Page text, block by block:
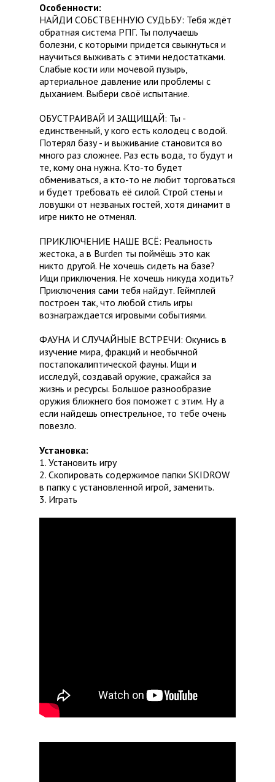
Особенности:
НАЙДИ СОБСТВЕННУЮ СУДЬБУ: Тебя ждёт
обратная система РПГ. Ты получаешь
болезни, с которыми придется свыкнуться и
научиться выживать с этими недостатками.
Слабые кости или мочевой пузырь,
артериальное давление или проблемы с
дыханием. Выбери своё испытание.
ОБУСТРАИВАЙ И ЗАЩИЩАЙ: Ты -
единственный, у кого есть колодец с водой.
Потерял базу - и выживание становится во
много раз сложнее. Раз есть вода, то будут и
те, кому она нужна. Кто-то будет
обмениваться, а кто-то не любит торговаться
и будет требовать её силой. Строй стены и
ловушки от незваных гостей, хотя динамит в
игре никто не отменял.
ПРИКЛЮЧЕНИЕ НАШЕ ВСЁ: Реальность
жестока, а в Burden ты поймёшь это как
никто другой. Не хочешь сидеть на базе?
Ищи приключения. Не хочешь никуда ходить?
Приключения сами тебя найдут. Геймплей
построен так, что любой стиль игры
вознаграждается игровыми событиями.
ФАУНА И СЛУЧАЙНЫЕ ВСТРЕЧИ: Окунись в
изучение мира, фракций и необычной
постапокалиптической фауны. Ищи и
исследуй, создавай оружие, сражайся за
жизнь и ресурсы. Большое разнообразие
оружия ближнего боя поможет с этим. Ну а
если найдешь огнестрельное, то тебе очень
повезло.
Установка:
1. Установить игру
2. Скопировать содержимое папки SKIDROW
в папку с установленной игрой, заменить.
3. Играть